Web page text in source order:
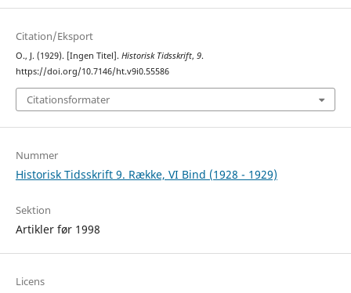
Citation/Eksport
O., J. (1929). [Ingen Titel]. Historisk Tidsskrift, 9.
https://doi.org/10.7146/ht.v9i0.55586
Citationsformater
Nummer
Historisk Tidsskrift 9. Række, VI Bind (1928 - 1929)
Sektion
Artikler før 1998
Licens